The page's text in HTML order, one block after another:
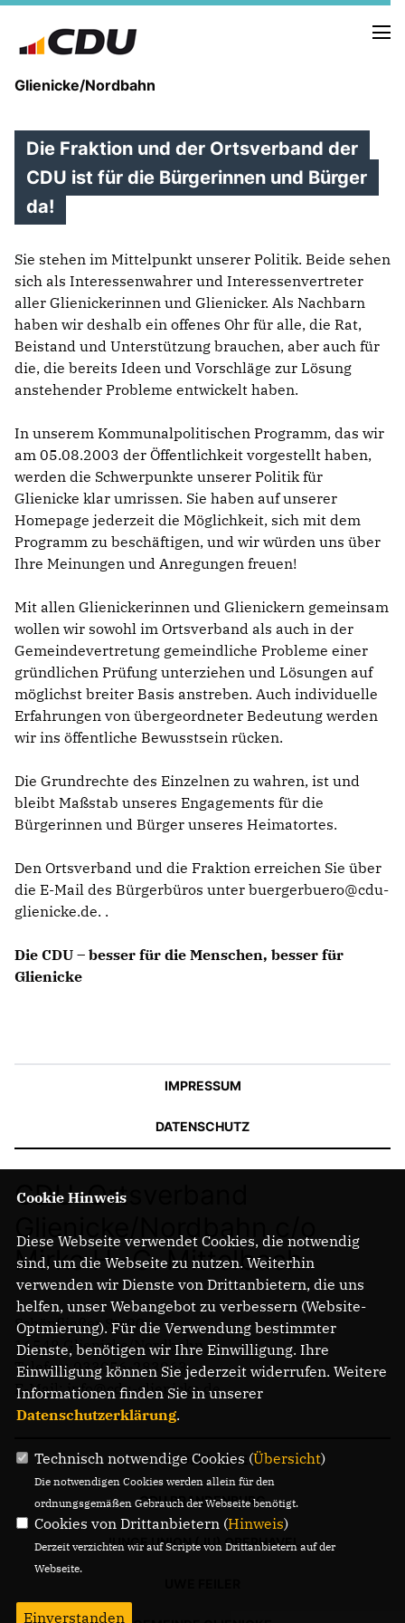
Glienicke/Nordbahn
IN EIGENER SACHE
Die Fraktion und der Ortsverband der
CDU ist für die Bürgerinnen und Bürger
da!
Sie stehen im Mittelpunkt unserer Politik. Beide sehen
sich als Interessenwahrer und Interessenvertreter
aller Glienickerinnen und Glienicker. Als Nachbarn
haben wir deshalb ein offenes Ohr für alle, die Rat,
Beistand und Unterstützung brauchen, aber auch für
die, die bereits Ideen und Vorschläge zur Lösung
anstehender Probleme entwickelt haben.
In unserem Kommunalpolitischen Programm, das wir
am 05.08.2003 der Öffentlichkeit vorgestellt haben,
werden die Schwerpunkte unserer Politik für
Glienicke klar umrissen. Sie haben auf unserer
Homepage jederzeit die Möglichkeit, sich mit dem
Programm zu beschäftigen, und wir würden uns über
Ihre Meinungen und Anregungen freuen!
Mit allen Glienickerinnen und Glienickern gemeinsam
wollen wir sowohl im Ortsverband als auch in der
Gemeindevertretung gemeindliche Probleme einer
gründlichen Prüfung unterziehen und Lösungen auf
möglichst breiter Basis anstreben. Auch individuelle
Erfahrungen von übergeordneter Bedeutung werden
wir ins öffentliche Bewusstsein rücken.
Die Grundrechte des Einzelnen zu wahren, ist und
bleibt Maßstab unseres Engagements für die
Bürgerinnen und Bürger unseres Heimatortes.
Den Ortsverband und die Fraktion erreichen Sie über
die E-Mail des Bürgerbüros unter buergerbuero@cdu-
glienicke.de. .
Die CDU – besser für die Menschen, besser für
Glienicke
IMPRESSUM
DATENSCHUTZ
CDU-Ortsverband
Glienicke/Nordbahn c/o
Mirko H.-G. Mittelbach
Schönfließer Str.90
16548 Glienicke/Nordbahn
Telefon: 033056-283063
E-Mail: info@cdu-glienicke.de
CDU OBERHAVEL
CDU BRANDENBURG
JUNGE UNION (JU) OBERHAVEL
Cookie Hinweis
Diese Webseite verwendet Cookies, die notwendig
sind, um die Webseite zu nutzen. Weiterhin
verwenden wir Dienste von Drittanbietern, die uns
helfen, unser Webangebot zu verbessern (Website-
Optmierung). Für die Verwendung bestimmter
Dienste, benötigen wir Ihre Einwilligung. Ihre
Einwilligung können Sie jederzeit widerrufen. Weitere
Informationen finden Sie in unserer
Datenschutzerklärung.
Technisch notwendige Cookies (Übersicht)
Die notwendigen Cookies werden allein für den
ordnungsgemäßen Gebrauch der Webseite benötigt.
Cookies von Drittanbietern (Hinweis)
Derzeit verzichten wir auf Scripte von Drittanbietern auf der
Webseite.
Einverstanden